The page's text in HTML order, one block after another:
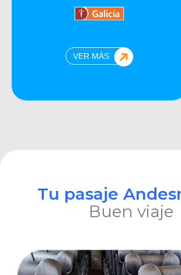
VER MÁS
Tu pasaje
Buen viaje